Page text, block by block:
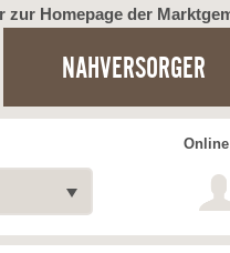
zur Homepage der
NAHVERSORGER